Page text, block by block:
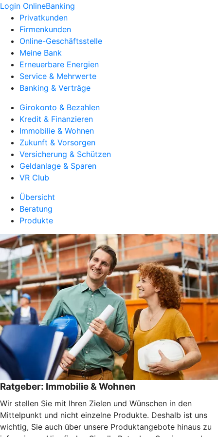
Login OnlineBanking
Privatkunden
Firmenkunden
Online-Geschäftsstelle
Meine Bank
Erneuerbare Energien
Service & Mehrwerte
Banking & Verträge
Girokonto & Bezahlen
Kredit & Finanzieren
Immobilie & Wohnen
Zukunft & Vorsorgen
Versicherung & Schützen
Geldanlage & Sparen
VR Club
Übersicht
Beratung
Produkte
Ratgeber: Immobilie & Wohnen
Wir stellen Sie mit Ihren Zielen und Wünschen in den
Mittelpunkt und nicht einzelne Produkte. Deshalb ist uns
wichtig, Sie auch über unsere Produktangebote hinaus zu